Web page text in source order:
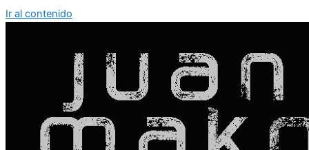
Ir al contenido